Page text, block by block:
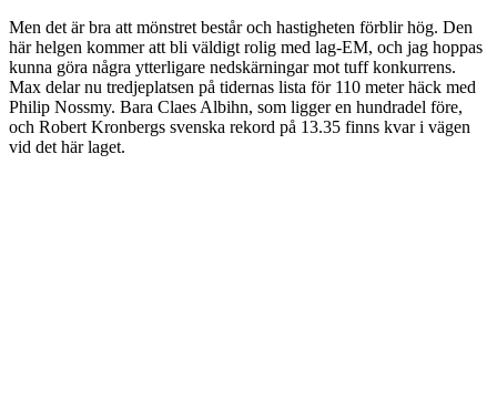
Men det är bra att mönstret består och hastigheten förblir hög. Den
här helgen kommer att bli väldigt rolig med lag-EM, och jag hoppas
kunna göra några ytterligare nedskärningar mot tuff konkurrens.
Max delar nu tredjeplatsen på tidernas lista för 110 meter häck med
Philip Nossmy. Bara Claes Albihn, som ligger en hundradel före,
och Robert Kronbergs svenska rekord på 13.35 finns kvar i vägen
vid det här laget.